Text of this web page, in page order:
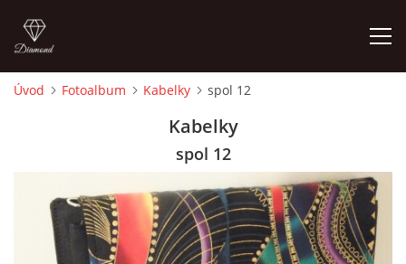
CEDULKY
Úvod Fotoalbum Kabelky spol 12
Kabelky
spol 12